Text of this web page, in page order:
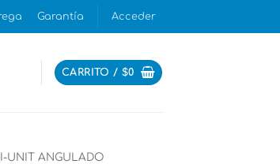
Garantía Acceder
CARRITO / $0
UNIT ANGULADO